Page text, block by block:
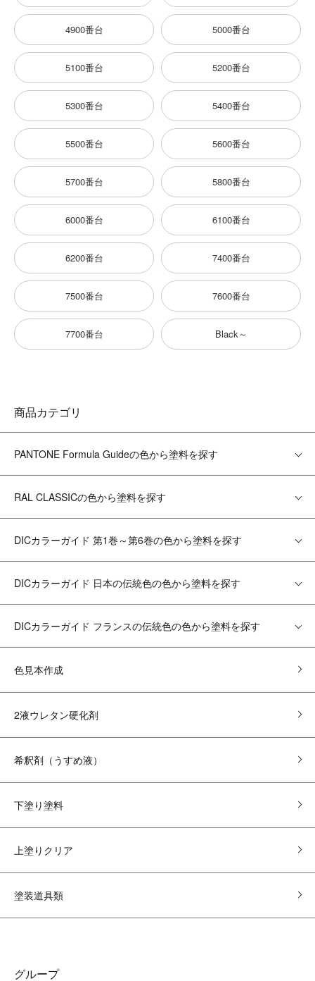
4900番台 5000番台
5100番台 5200番台
5300番台 5400番台
5500番台 5600番台
5700番台 5800番台
6000番台 6100番台
6200番台 7400番台
7500番台 7600番台
7700番台 Black～
商品カテゴリ
PANTONE Formula Guideの色から塗料を探す
RAL CLASSICの色から塗料を探す
DICカラーガイド 第1巻～第6巻の色から塗料を探す
DICカラーガイド 日本の伝統色の色から塗料を探す
DICカラーガイド フランスの伝統色の色から塗料を探す
色見本作成
2液ウレタン硬化剤
希釈剤（うすめ液）
下塗り塗料
上塗りクリア
塗装道具類
グループ